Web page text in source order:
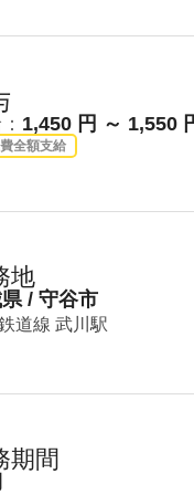
1,450 円 ～ 1,550
全額支給
地
/ 守谷市
道線 武川駅
期間